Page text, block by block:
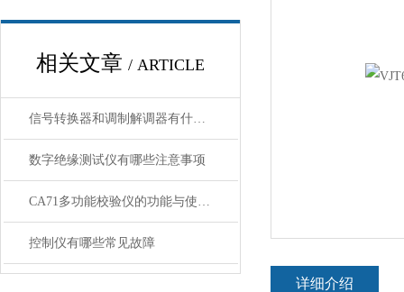
相关文章 / ARTICLE
信号转换器和调制解调器有什么区别
数字绝缘测试仪有哪些注意事项
CA71多功能校验仪的功能与使用指南
控制仪有哪些常见故障
详细介绍